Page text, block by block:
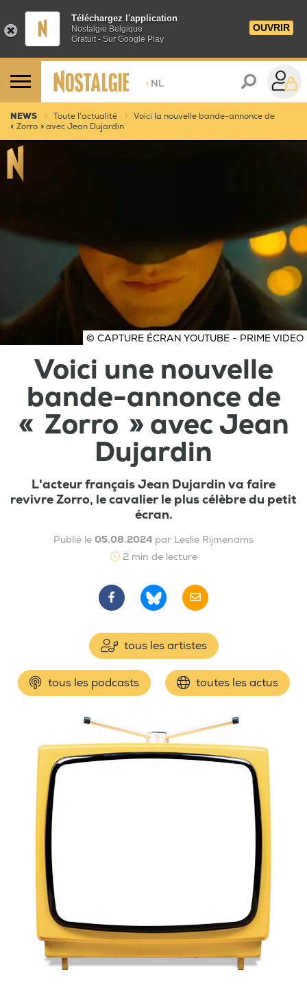
Téléchargez l'application
Nostalgie Belgique
Gratuit - Sur Google Play
OUVRIR
> NL
NEWS Toute l'actualité
Voici la nouvelle bande-annonce de
« Zorro » avec Jean Dujardin
© CAPTURE ÉCRAN YOUTUBE - PRIME VIDEO
Voici une nouvelle
bande-annonce de
« Zorro » avec Jean
Dujardin
L'acteur français Jean Dujardin va faire
revivre Zorro, le cavalier le plus célèbre du petit
écran.
Publié le 05.08.2024 par Leslie Rijmenams
2 min de lecture
tous les artistes
tous les podcasts toutes les actus